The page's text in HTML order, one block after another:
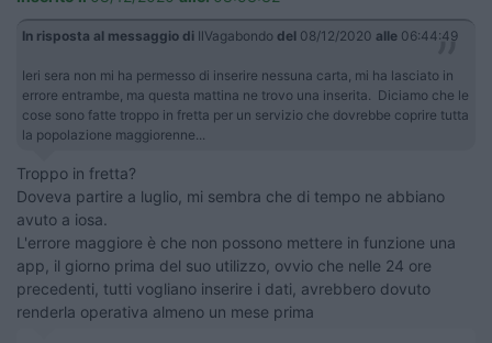
In risposta al messaggio di IlVagabondo del 08/12/2020 alle 06:44:49
Ieri sera non mi ha permesso di inserire nessuna carta, mi ha lasciato in
errore entrambe, ma questa mattina ne trovo una inserita. Diciamo che le
cose sono fatte troppo in fretta per un servizio che dovrebbe coprire tutta
la popolazione maggiorenne...
Troppo in fretta?
Doveva partire a luglio, mi sembra che di tempo ne abbiano
avuto a iosa.
L'errore maggiore è che non possono mettere in funzione una
app, il giorno prima del suo utilizzo, ovvio che nelle 24 ore
precedenti, tutti vogliano inserire i dati, avrebbero dovuto
renderla operativa almeno un mese prima